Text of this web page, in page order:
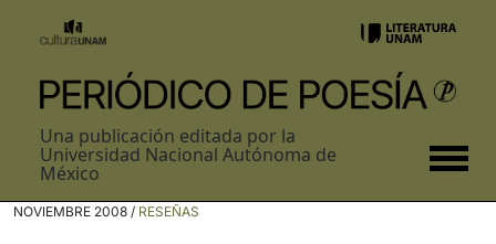
Una publicación editada por la
Universidad Nacional Autónoma de
México
NOVIEMBRE 2008 / RESEÑAS